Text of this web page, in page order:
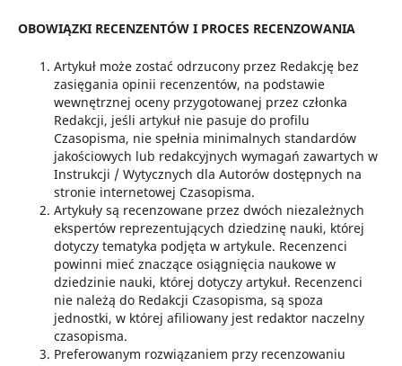
OBOWIĄZKI RECENZENTÓW I PROCES RECENZOWANIA
Artykuł może zostać odrzucony przez Redakcję bez
zasięgania opinii recenzentów, na podstawie
wewnętrznej oceny przygotowanej przez członka
Redakcji, jeśli artykuł nie pasuje do profilu
Czasopisma, nie spełnia minimalnych standardów
jakościowych lub redakcyjnych wymagań zawartych w
Instrukcji / Wytycznych dla Autorów dostępnych na
stronie internetowej Czasopisma.
Artykuły są recenzowane przez dwóch niezależnych
ekspertów reprezentujących dziedzinę nauki, której
dotyczy tematyka podjęta w artykule. Recenzenci
powinni mieć znaczące osiągnięcia naukowe w
dziedzinie nauki, której dotyczy artykuł. Recenzenci
nie należą do Redakcji Czasopisma, są spoza
jednostki, w której afiliowany jest redaktor naczelny
czasopisma.
Preferowanym rozwiązaniem przy recenzowaniu